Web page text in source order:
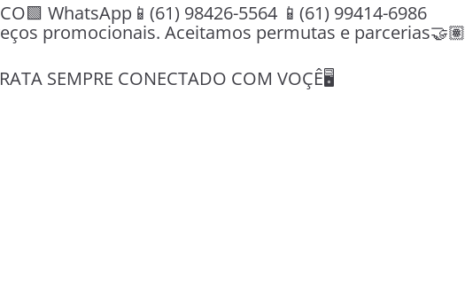
WhatsApp📱(61) 98426-5564 📱(61) 99414-6986
promocionais. Aceitamos permutas e parcerias🤝🏽
SEMPRE CONECTADO COM VOÇÊ🖥️